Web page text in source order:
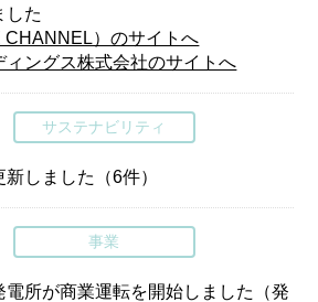
した
CHANNEL）のサイトへ
ィングス株式会社のサイトへ
サステナビリティ
しました（6件）
事業
電所が商業運転を開始しました（発